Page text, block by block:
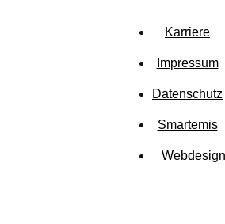
Karriere
Impressum
Datenschutz
Smartemis
Webdesign